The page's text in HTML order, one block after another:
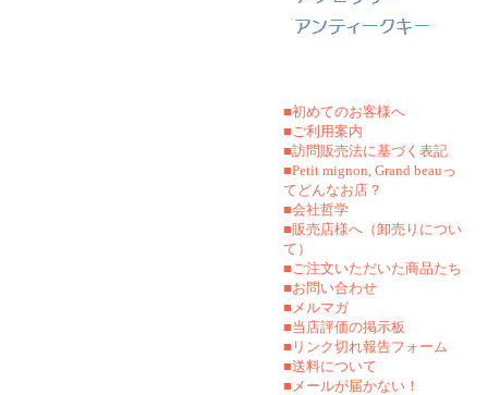
■初めてのお客様へ
■ご利用案内
■訪問販売法に基づく表記
■Petit mignon, Grand beauっ
てどんなお店？
■会社哲学
■販売店様へ（卸売りについ
て）
■ご注文いただいた商品たち
■お問い合わせ
■メルマガ
■当店評価の掲示板
■リンク切れ報告フォーム
■送料について
■メールが届かない！